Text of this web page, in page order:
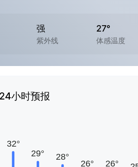
强
紫外线
27°
体感温度
24小时预报